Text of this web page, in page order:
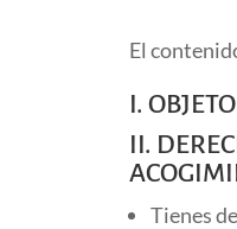
El
I.
II.
Tienes